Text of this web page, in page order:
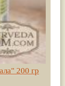
200 гр